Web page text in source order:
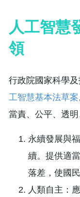
人工智慧
領
行政院國家科學
工智慧基本法草案
當責、公平、透明
永續發展與
續。提供適
落差，使國
人類自主：